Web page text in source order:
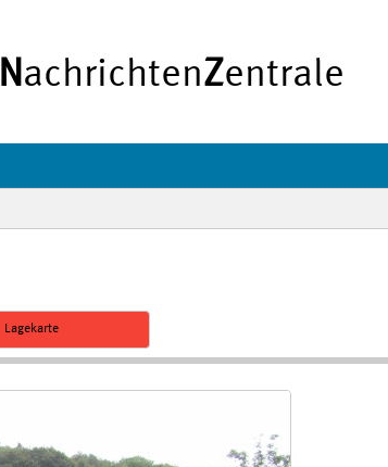
NachrichtenZentrale
Lagekarte